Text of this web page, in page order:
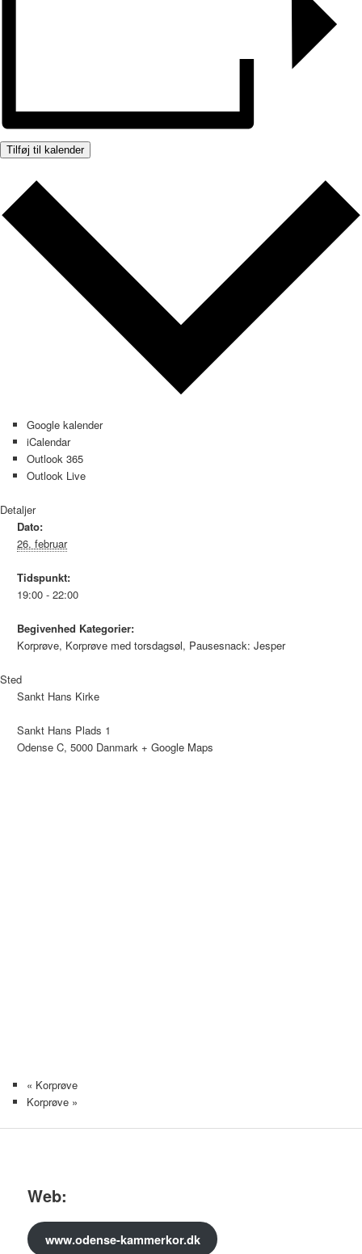
Tilføj til kalender
Google kalender
iCalendar
Outlook 365
Outlook Live
Detaljer
Dato:
26. februar
Tidspunkt:
19:00 - 22:00
Begivenhed Kategorier:
Korprøve, Korprøve med torsdagsøl, Pausesnack: Jesper
Sted
Sankt Hans Kirke
Sankt Hans Plads 1
Odense C, 5000 Danmark + Google Maps
« Korprøve
Korprøve »
Web:
www.odense-kammerkor.dk